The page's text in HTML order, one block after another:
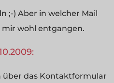
;-) Aber in welcher Mail
wohl entgangen.
über das Kontaktformular